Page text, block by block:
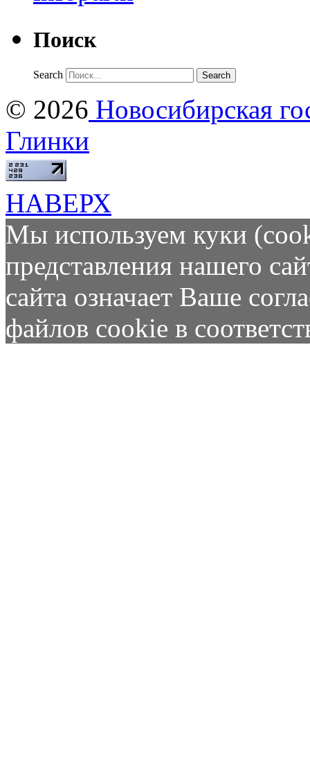
Поиск
Search
© 2026 Новосибирская
Глинки
НАВЕРХ
Мы используем куки
представления нашего
сайта означает Ваше
файлов cookie в